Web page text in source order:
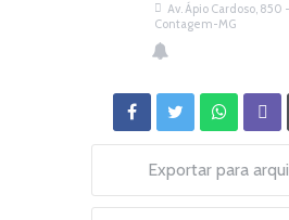
Av. Ápio Cardoso, 850
Contagem-MG
Exportar para